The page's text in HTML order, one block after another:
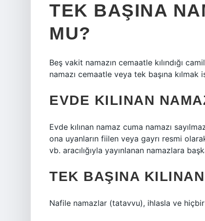
TEK BAŞINA
MU?
Beş vakit namazın cemaatle kılındığı
namazı cemaatle veya tek başına
EVDE KILINAN
Evde kılınan namaz cuma namazı
ona uyanların fiilen veya gayrı resmi
vb. aracılığıyla yayınlanan namazlara
TEK BAŞINA
Nafile namazlar (tatavvu), ihlasla ve hiçbir